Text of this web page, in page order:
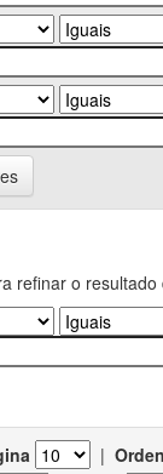
refinar o resultado
|